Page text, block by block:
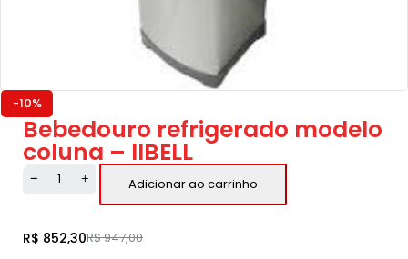
-10%
Bebedouro refrigerado modelo
coluna – lIBELL
Adicionar ao carrinho
R$947,00
R$ 852,30